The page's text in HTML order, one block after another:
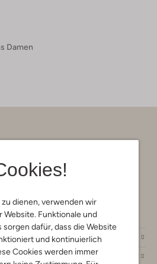
dienen, verwenden wir
Website. Funktionale und
sorgen dafür, dass die Website
und kontinuierlich
Cookies werden immer
Damen
uur